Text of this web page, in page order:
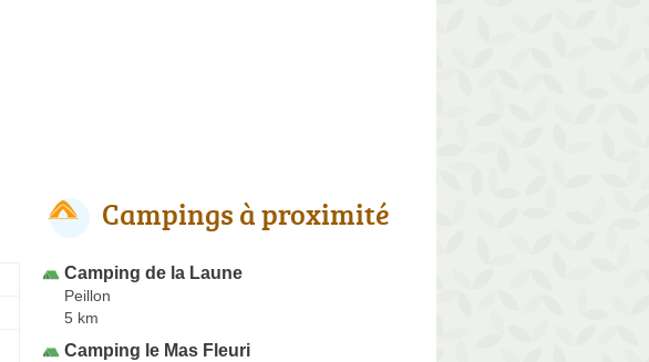
Campings à proximité
Camping de la Laune
Peillon
5 km
Camping le Mas Fleuri